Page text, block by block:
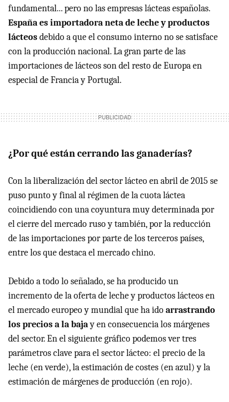
fundamental... pero no las empresas lácteas españolas.
España es importadora neta de leche y productos
lácteosdebido a que el consumo interno no se satisface
con la producción nacional. La gran parte de las
importaciones de lácteos son del resto de Europa en
especial de Francia y Portugal.
¿Por qué están cerrando las ganaderías?
Con la liberalización del sector lácteo en abril de 2015 se
puso punto y final al régimen de la cuota láctea
coincidiendo con una coyuntura muy determinada por
el cierre del mercado ruso y también, por la reducción
de las importaciones por parte de los terceros países,
entre los que destaca el mercado chino.
Debido a todo lo señalado, se ha producido un
incremento de la oferta de leche y productos lácteos en
el mercado europeo y mundial que ha idoarrastrando
los precios a la bajay en consecuencia los márgenes
del sector. En el siguiente gráfico podemos ver tres
parámetros clave para el sector lácteo: el precio de la
leche (en verde), la estimación de costes (en azul) y la
estimación de márgenes de producción (en rojo).